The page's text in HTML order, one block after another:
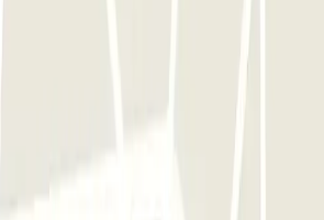
vous pouvez entrer et sortir du
que vous le souhaitez.